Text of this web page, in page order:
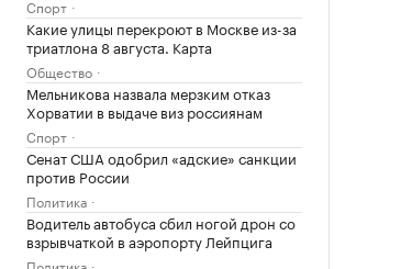
Спорт
Какие улицы перекроют в Москве из-за
триатлона 8 августа. Карта
Общество
Мельникова назвала мерзким отказ
Хорватии в выдаче виз россиянам
Спорт
Сенат США одобрил «адские» санкции
против России
Политика
Водитель автобуса сбил ногой дрон со
взрывчаткой в аэропорту Лейпцига
Политика